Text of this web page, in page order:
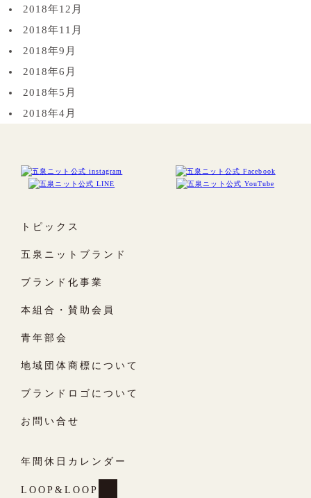
2018年12月
2018年11月
2018年9月
2018年6月
2018年5月
2018年4月
トピックス
五泉ニットブランド
ブランド化事業
本組合・賛助会員
青年部会
地域団体商標について
ブランドロゴについて
お問い合せ
年間休日カレンダー
LOOP&LOOP